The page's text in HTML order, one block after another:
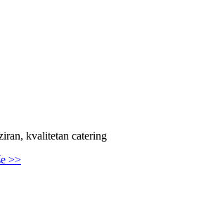
kvalitetan catering
>>